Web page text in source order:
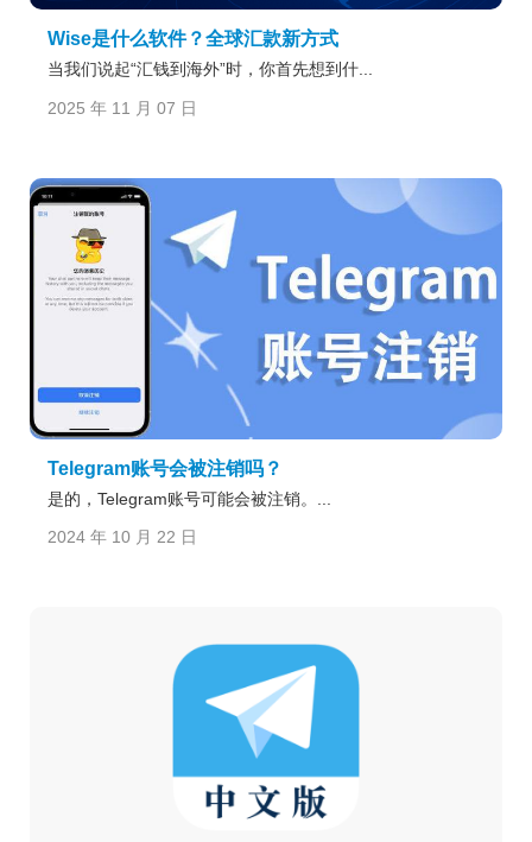
Wise是什么软件？全球汇款新方式
当我们说起“汇钱到海外”时，你首先想到什...
2025 年 11 月 07 日
Telegram账号会被注销吗？
是的，Telegram账号可能会被注销。...
2024 年 10 月 22 日